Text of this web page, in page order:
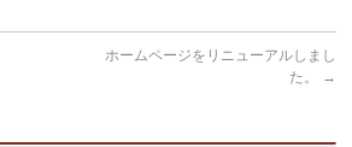
ホームページをリニューアルしまし
た。
→